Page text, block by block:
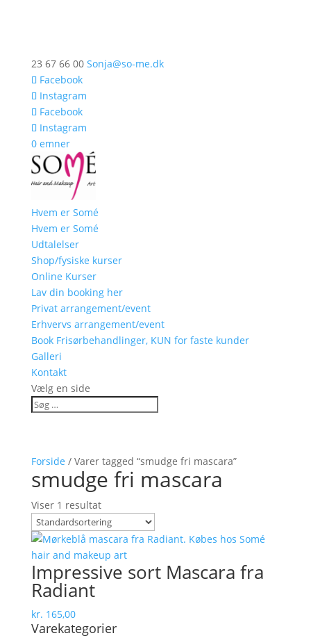
23 67 66 00 Sonja@so-me.dk
Facebook
Instagram
Facebook
Instagram
0 emner
Hvem er Somé
Hvem er Somé
Udtalelser
Shop/fysiske kurser
Online Kurser
Lav din booking her
Privat arrangement/event
Erhvervs arrangement/event
Book Frisørbehandlinger, KUN for faste kunder
Galleri
Kontakt
Vælg en side
Forside / Varer tagged “smudge fri mascara”
smudge fri mascara
Viser 1 resultat
Impressive sort Mascara fra
Radiant
kr. 165,00
Varekategorier